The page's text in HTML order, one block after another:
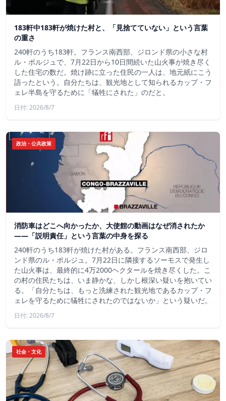
183軒中183軒が焼けた村と、「見捨てていない」という言葉
の重さ
240軒のうち183軒。フランス南西部、ジロンド県の小さな村
ル・ポルジュで、7月22日から10日間続いた山火事が焼き尽く
した住宅の数だ。焼け跡に立った住民の一人は、地元紙にこう
語ったという。自分たちは、観光地として知られるカップ・フ
ェレ半島を守るために「犠牲にされた」のだと。
日付: 2026/8/7
政治・公共政策
消防車はどこへ向かったか、大使館の動画はなぜ消されたか
——「説明責任」という言葉の中身を探る
240軒のうち183軒が焼けた村がある。フランス南西部、ジロ
ンド県のル・ポルジュ。7月22日に隣接するソーモスで発生し
た山火事は、最終的に4万2000ヘクタールを焼き尽くした。こ
の村の住民たちは、いま静かな、しかし根深い疑いを抱いてい
る。「自分たちは、もっと洗練された観光地であるカップ・フ
ェレを守るために犠牲にされたのではないか」という疑いだ。
日付: 2026/8/7
社会・文化